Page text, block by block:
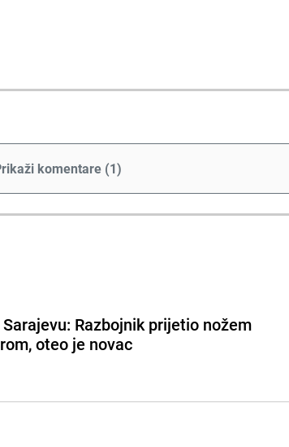
komentare (1)
Razbojnik prijetio nožem
oteo je novac